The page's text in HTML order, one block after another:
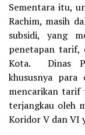
Sementara itu,
Rachim, masih
subsidi, yang
penetapan tarif,
Kota. Dinas
khususnya para
mencarikan tarif
terjangkau oleh
Koridor V dan VI